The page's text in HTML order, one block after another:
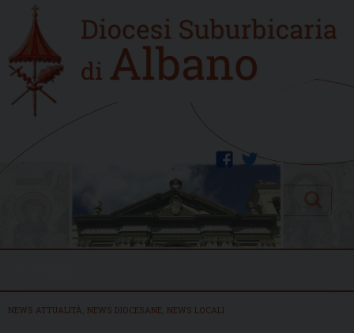
content
Home
new
twitter
facebook
Search
NEWS ATTUALITÀ NEWS DIOCESANE NEWS LOCALI